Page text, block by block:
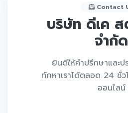
Contact
บริษัท ดีเค
จำกัด
ยินดีให้คำปรึกษาและป
ทักหาเราได้ตลอด 24 ชั่
ออนไลน์